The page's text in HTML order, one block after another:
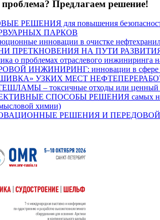
проблема? Предлагаем решение!
РЕШЕНИЯ для повышения
ПАРКОВ
инновации в очистке
ПРЕТКНОВЕНИЯ НА ПУТИ РАЗВИТИЯ
о проблемах отраслевого инжиниринга
ИНЖИНИРИНГ: инновации в сфере
УЗКИХ МЕСТ
– токсичные отходы или ценный
СПОСОБЫ РЕШЕНИЯ самых
химии)
РЕШЕНИЯ И ПЕРЕДОВОЙ